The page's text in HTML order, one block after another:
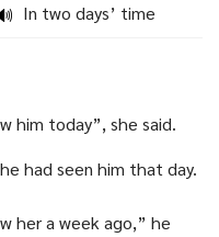
In two days’ time
him today”, she said.
had seen him that day.
her a week ago,” he